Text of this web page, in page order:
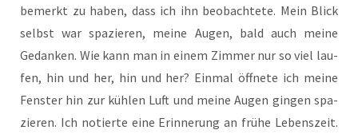
bemerkt zu haben, dass ich ihn beob­ach­te­te. Mein Blick
selbst war spa­zie­ren, mei­ne Augen, bald auch mei­ne
Gedan­ken. Wie kann man in einem Zim­mer nur so viel lau­
fen, hin und her, hin und her? Ein­mal öff­ne­te ich mei­ne
Fens­ter hin zur küh­len Luft und mei­ne Augen gin­gen spa­
zie­ren. Ich notier­te eine Erin­ne­rung an frü­he Lebens­zeit.